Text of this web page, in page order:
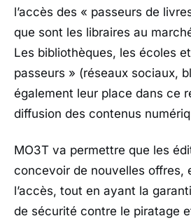
l’accès des « passeurs de
que sont les libraires au
Les bibliothèques, les écoles
passeurs » (réseaux sociaux,
également leur place dans ce
diffusion des contenus
MO3T va permettre que les
concevoir de nouvelles offres,
l’accès, tout en ayant la
de sécurité contre le piratage